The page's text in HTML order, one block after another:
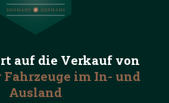
auf die Verkauf von
im In- und
Ausland